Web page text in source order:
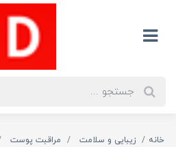
خانه زیبایی و سلامت مراقبت پوست